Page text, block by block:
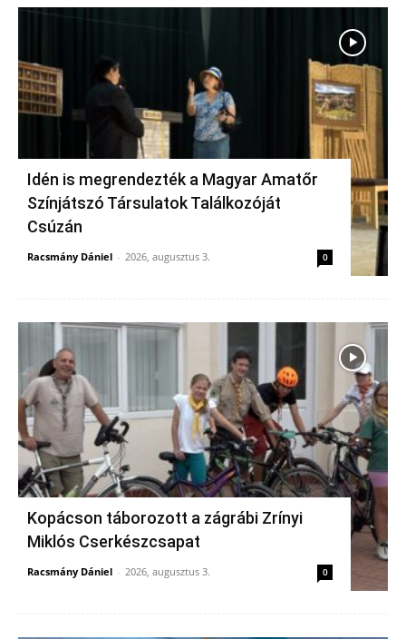
Idén is megrendezték a Magyar Amatőr
Színjátszó Társulatok Találkozóját
Csúzán
Racsmány Dániel - 2026, augusztus 3. 0
Kopácson táborozott a zágrábi Zrínyi
Miklós Cserkészcsapat
Racsmány Dániel - 2026, augusztus 3. 0